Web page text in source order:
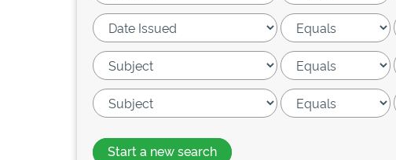
Start a new search